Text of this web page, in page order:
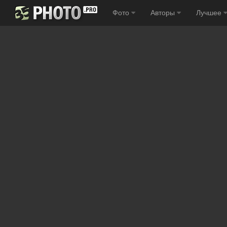
Фото Авторы Лучшее